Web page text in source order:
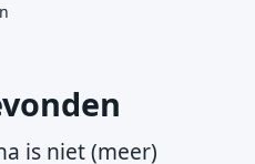
is niet (meer)